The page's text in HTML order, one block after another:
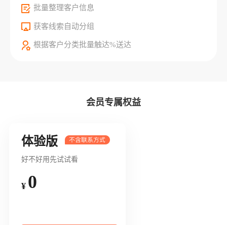
批量整理客户信息
获客线索自动分组
根据客户分类批量触达%送达
会员专属权益
体验版
好不好用先试试看
¥ 0